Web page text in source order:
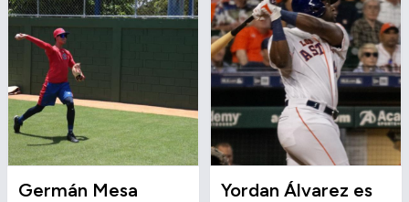
Germán Mesa
Yordan Álvarez es